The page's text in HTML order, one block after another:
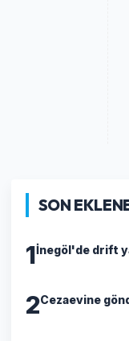
SON
1İnegöl'de drift
2Cezaevine